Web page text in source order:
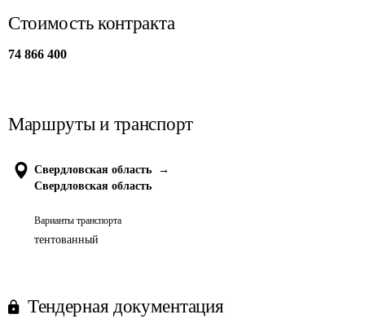
Стоимость контракта
74 866 400
Маршруты и транспорт
Свердловская область
→
Свердловская область
Варианты транспорта
тентованный
Тендерная документация